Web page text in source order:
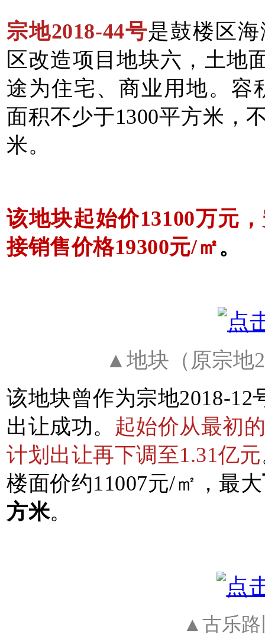
宗地2018-44号是鼓楼区
区改造项目地块六，土地
途为住宅、商业用地。容
面积不少于1300平方米，
米。
该地块起始价13100万元
接销售价格19300元/㎡。
▲地块（原宗地
该地块曾作为宗地2018-
出让成功。 起始价从最初
计划出让再下调至1.31亿元
楼面价约11007元/㎡，最大
方米。
▲古乐路